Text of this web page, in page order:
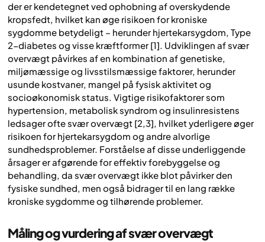
der er kendetegnet ved ophobning af overskydende
kropsfedt, hvilket kan øge risikoen for kroniske
sygdomme betydeligt – herunder hjertekarsygdom, Type
2-diabetes og visse kræftformer [1]. Udviklingen af svær
overvægt påvirkes af en kombination af genetiske,
miljømæssige og livsstilsmæssige faktorer, herunder
usunde kostvaner, mangel på fysisk aktivitet og
socioøkonomisk status. Vigtige risikofaktorer som
hypertension, metabolisk syndrom og insulinresistens
ledsager ofte svær overvægt [2,3], hvilket yderligere øger
risikoen for hjertekarsygdom og andre alvorlige
sundhedsproblemer. Forståelse af disse underliggende
årsager er afgørende for effektiv forebyggelse og
behandling, da svær overvægt ikke blot påvirker den
fysiske sundhed, men også bidrager til en lang række
kroniske sygdomme og tilhørende problemer.
Måling og vurdering af svær overvægt